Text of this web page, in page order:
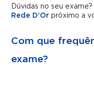
Dúvidas no seu
Rede D’Or próximo a
Com que
exame?